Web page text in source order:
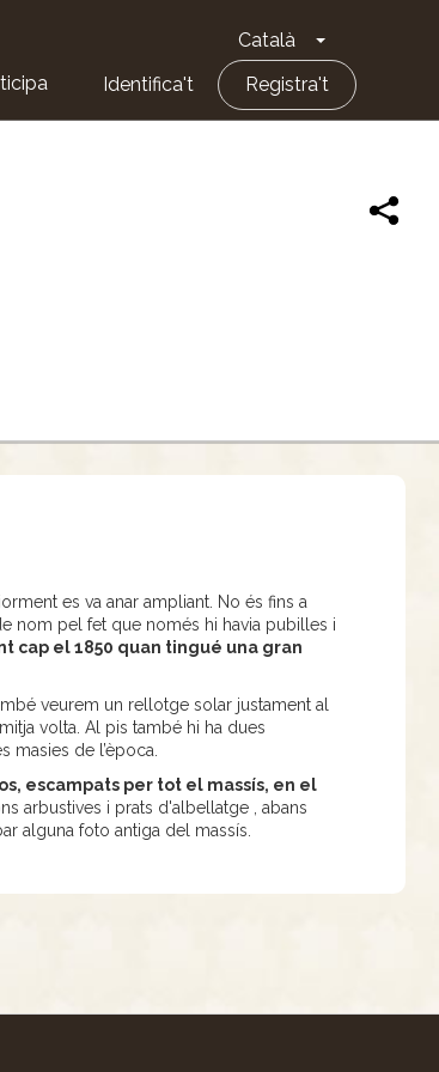
Català Toggle
Identifica't Registra't
es va anar ampliant. No és fins a
nom pel fet que només hi havia pubilles i
cap el 1850 quan tingué una gran
veurem un rellotge solar justament al
volta. Al pis també hi ha dues
masies de l’època.
escampats per tot el massís, en el
arbustives i prats d'albellatge , abans
alguna foto antiga del massís.